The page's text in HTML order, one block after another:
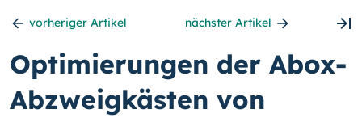
vorheriger Artikel nächster Artikel
Optimierungen der Abox-
Abzweigkästen von